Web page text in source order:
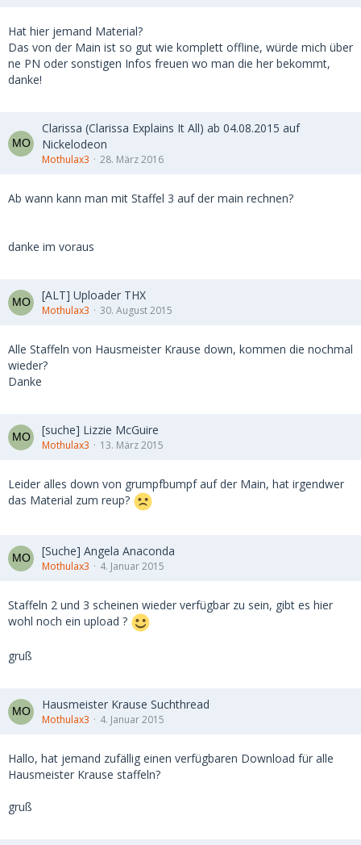
Hat hier jemand Material?
Das von der Main ist so gut wie komplett offline, würde mich über
ne PN oder sonstigen Infos freuen wo man die her bekommt,
danke!
Clarissa (Clarissa Explains It All) ab 04.08.2015 auf
Nickelodeon
Mothulax3 28. März 2016
Ab wann kann man mit Staffel 3 auf der main rechnen?
danke im voraus
[ALT] Uploader THX
Mothulax3 30. August 2015
Alle Staffeln von Hausmeister Krause down, kommen die nochmal
wieder?
Danke
[suche] Lizzie McGuire
Mothulax3 13. März 2015
Leider alles down von grumpfbumpf auf der Main, hat irgendwer
das Material zum reup?
[Suche] Angela Anaconda
Mothulax3 4. Januar 2015
Staffeln 2 und 3 scheinen wieder verfügbar zu sein, gibt es hier
wohl noch ein upload ?
gruß
Hausmeister Krause Suchthread
Mothulax3 4. Januar 2015
Hallo, hat jemand zufällig einen verfügbaren Download für alle
Hausmeister Krause staffeln?
gruß